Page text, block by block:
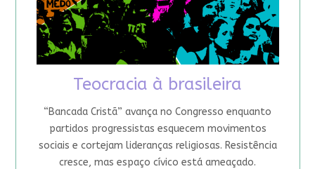
Teocracia à brasileira
“Bancada Cristã” avança no Congresso enquanto
partidos progressistas esquecem movimentos
sociais e cortejam lideranças religiosas. Resistência
cresce, mas espaço cívico está ameaçado.